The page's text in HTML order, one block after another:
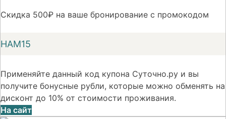
Скидка 500₽ на ваше бронирование с промокодом
НАМ15
Применяйте данный код купона Суточно.ру и вы
получите бонусные рубли, которые можно обменять на
дисконт до 10% от стоимости проживания.
На сайт